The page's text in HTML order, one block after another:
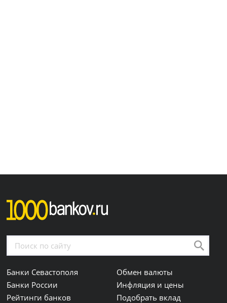
Банки Севастополя
Банки России
Рейтинги банков
Обмен валюты
Инфляция и цены
Подобрать вклад